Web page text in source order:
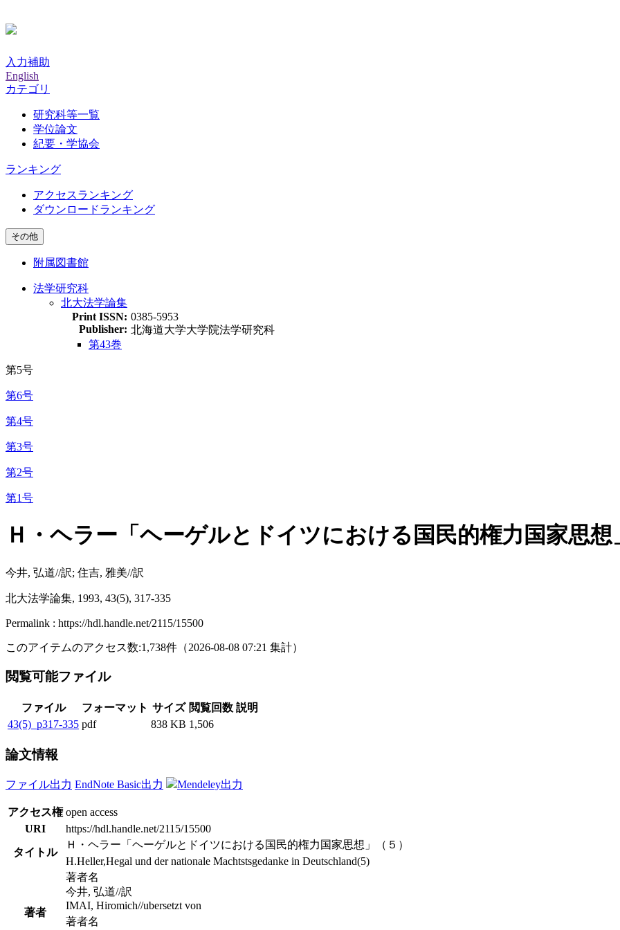
入力補助
English
カテゴリ
研究科等一覧
学位論文
紀要・学協会
ランキング
アクセスランキング
ダウンロードランキング
その他
附属図書館
法学研究科
北大法学論集
Print ISSN: 0385-5953
Publisher: 北海道大学大学院法学研究科
第43巻
第5号
第6号
第4号
第3号
第2号
第1号
Ｈ・ヘラー「ヘーゲルとドイツにおける国民的権力国家思想
今井, 弘道//訳; 住吉, 雅美//訳
北大法学論集, 1993, 43(5), 317-335
Permalink : https://hdl.handle.net/2115/15500
このアイテムのアクセス数:1,738件 （2026-08-08 07:21 集計）
閲覧可能ファイル
ファイル フォーマット サイズ 閲覧回数 説明
43(5)_p317-335 pdf 838 KB 1,506
論文情報
ファイル出力 EndNote Basic出力 Mendeley出力
アクセス権 open access
URI
https://hdl.handle.net/2115/15500
タイトル
Ｈ・ヘラー「ヘーゲルとドイツにおける国民的権力国家思想」（５）
H.Heller,Hegal und der nationale Machtstsgedanke in Deutschland(5)
著者
著者名
今井, 弘道//訳
IMAI, Hiromich//ubersetzt von
著者名